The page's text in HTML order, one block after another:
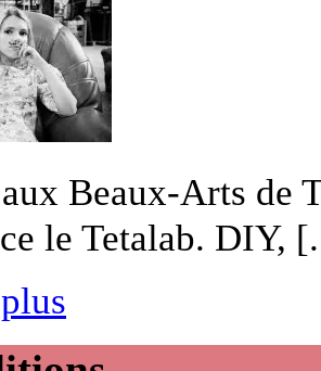
Beaux-Arts de
le Tetalab. DIY,